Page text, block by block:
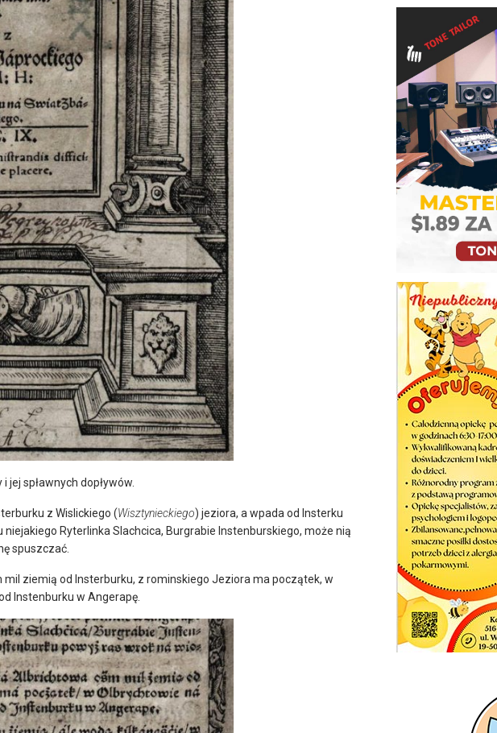
jej spławnych dopływów.
z Wislickiego (Wisztynieckiego) jeziora, a wpada od Insterku
Ryterlinka Slachcica, Burgrabie Instenburskiego, może nią
spuszczać.
ziemią od Insterburku, z rominskiego Jeziora ma początek, w
Instenburku w Angerapę.